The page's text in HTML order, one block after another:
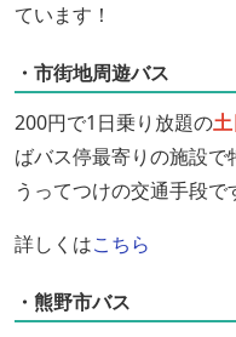
ています！
・市街地周遊バス
200円で1日乗り放題の
ばバス停最寄りの施設
うってつけの交通手段で
詳しくはこちら
・熊野市バス